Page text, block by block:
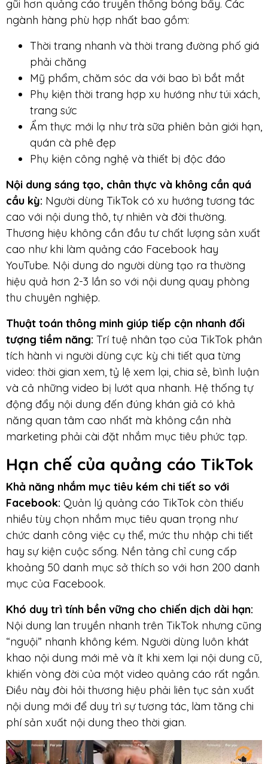
gũi hơn quảng cáo truyền thống bóng bẩy. Các
ngành hàng phù hợp nhất bao gồm:
Thời trang nhanh và thời trang đường phố giá
phải chăng
Mỹ phẩm, chăm sóc da với bao bì bắt mắt
Phụ kiện thời trang hợp xu hướng như túi xách,
trang sức
Ẩm thực mới lạ như trà sữa phiên bản giới hạn,
quán cà phê đẹp
Phụ kiện công nghệ và thiết bị độc đáo
Nội dung sáng tạo, chân thực và không cần quá
cầu kỳ: Người dùng TikTok có xu hướng tương tác
cao với nội dung thô, tự nhiên và đời thường.
Thương hiệu không cần đầu tư chất lượng sản xuất
cao như khi làm quảng cáo Facebook hay
YouTube. Nội dung do người dùng tạo ra thường
hiệu quả hơn 2-3 lần so với nội dung quay phòng
thu chuyên nghiệp.
Thuật toán thông minh giúp tiếp cận nhanh đối
tượng tiềm năng: Trí tuệ nhân tạo của TikTok phân
tích hành vi người dùng cực kỳ chi tiết qua từng
video: thời gian xem, tỷ lệ xem lại, chia sẻ, bình luận
và cả những video bị lướt qua nhanh. Hệ thống tự
động đẩy nội dung đến đúng khán giả có khả
năng quan tâm cao nhất mà không cần nhà
marketing phải cài đặt nhắm mục tiêu phức tạp.
Hạn chế của quảng cáo TikTok
Khả năng nhắm mục tiêu kém chi tiết so với
Facebook: Quản lý quảng cáo TikTok còn thiếu
nhiều tùy chọn nhắm mục tiêu quan trọng như
chức danh công việc cụ thể, mức thu nhập chi tiết
hay sự kiện cuộc sống. Nền tảng chỉ cung cấp
khoảng 50 danh mục sở thích so với hơn 200 danh
mục của Facebook.
Khó duy trì tính bền vững cho chiến dịch dài hạn:
Nội dung lan truyền nhanh trên TikTok nhưng cũng
“nguội” nhanh không kém. Người dùng luôn khát
khao nội dung mới mẻ và ít khi xem lại nội dung cũ,
khiến vòng đời của một video quảng cáo rất ngắn.
Điều này đòi hỏi thương hiệu phải liên tục sản xuất
nội dung mới để duy trì sự tương tác, làm tăng chi
phí sản xuất nội dung theo thời gian.